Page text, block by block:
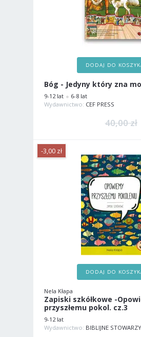
DODAJ DO
Bóg - Jedyny który zna
9-12 lat
6-8 lat
Wydawnictwo: CEF PRESS
40,00 zł
-3,00 zł
DODAJ DO
Nela Kłapa
Zapiski szkółkowe -
przyszłemu pokol. cz.3
9-12 lat
Wydawnictwo: BIBLIJNE